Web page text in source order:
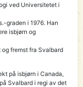
ved Universitetet i
graden i 1976. Han
isbjørn og
fremst fra Svalbard
på isbjørn i Canada,
Svalbard i regi av det